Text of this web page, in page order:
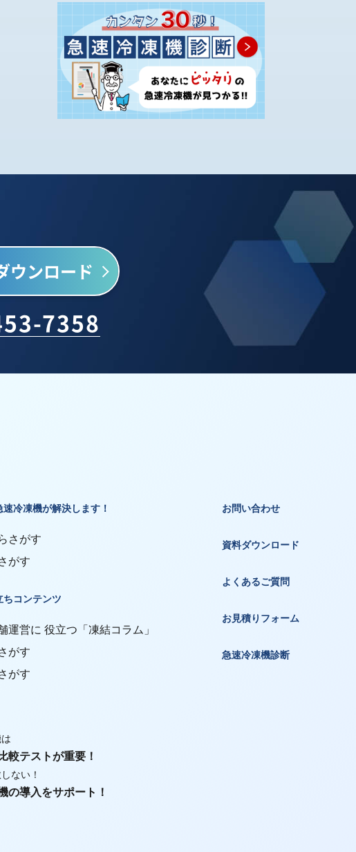
ウンロード
7358
冷凍機が解決します！
さがす
がす
ちコンテンツ
運営に 役立つ「凍結コラム」
がす
がす
較テストが重要！
ない！
の導入をサポート！
お問い合わせ
資料ダウンロード
よくあるご質問
お見積りフォーム
急速冷凍機診断